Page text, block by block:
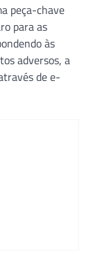
peça-chave
para as
às
adversos, a
de e-